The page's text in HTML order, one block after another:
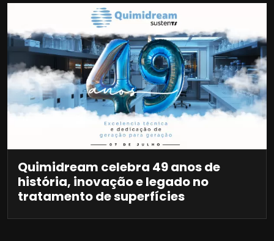
Quimidream celebra 49 anos de
história, inovação e legado no
tratamento de superfícies